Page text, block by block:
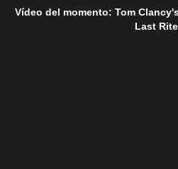
Vídeo del momento: Tom
Last